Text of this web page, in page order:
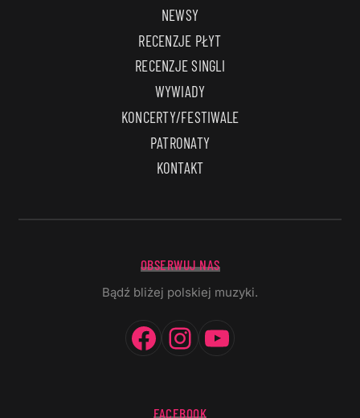
NEWSY
RECENZJE PŁYT
RECENZJE SINGLI
WYWIADY
KONCERTY/FESTIWALE
PATRONATY
KONTAKT
OBSERWUJ NAS
Bądź bliżej polskiej muzyki.
Facebook
Instagram
FACEBOOK